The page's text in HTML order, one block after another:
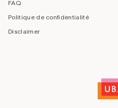
FAQ
Politique de confidentialité
Disclaimer